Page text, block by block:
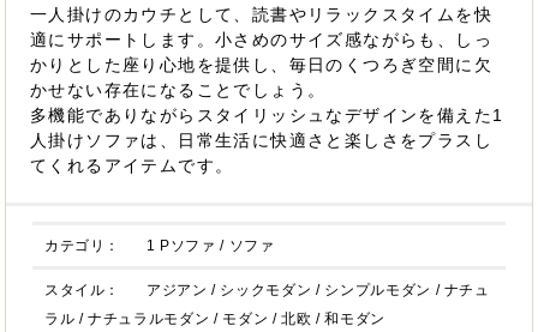
一人掛けのカウチとして、読書やリラックスタイムを快
適にサポートします。小さめのサイズ感ながらも、しっ
かりとした座り心地を提供し、毎日のくつろぎ空間に欠
かせない存在になることでしょう。
多機能でありながらスタイリッシュなデザインを備えた1
人掛けソファは、日常生活に快適さと楽しさをプラスし
てくれるアイテムです。
カテゴリ： 1 Pソファ / ソファ
スタイル： アジアン / シックモダン / シンプルモダン / ナチュ
ラル /ナチュラルモダン / モダン /北欧 /和モダン